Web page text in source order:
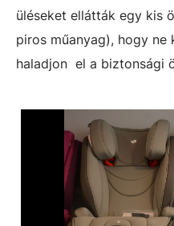
üléseket ellátták egy kis
piros műanyag), hogy ne
haladjon el a biztonsági